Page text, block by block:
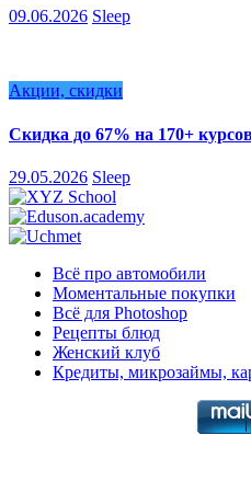
09.06.2026 Sleep
Акции, скидки
Скидка до 67% на 170+
29.05.2026 Sleep
Всё про автомобили
Моментальные покупки
Всё для Photoshop
Рецепты блюд
Женский клуб
Кредиты, микрозаймы,